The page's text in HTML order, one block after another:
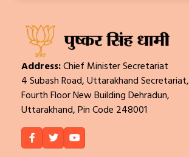
Address:Chief Minister Secretariat
4 Subash Road, Uttarakhand Secretariat,
Fourth Floor New Building Dehradun,
Uttarakhand, Pin Code 248001